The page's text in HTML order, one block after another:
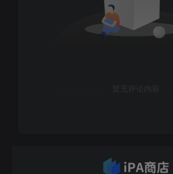
暂无评论内容